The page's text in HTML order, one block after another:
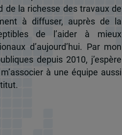
de la richesse des travaux de
à diffuser, auprès de la
de l’aider à mieux
d’aujourd’hui. Par mon
depuis 2010, j’espère
à une équipe aussi